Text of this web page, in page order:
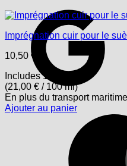
Imprégnation cuir pour le
10,50 €
Includes 19% USt.
(21,00 € / 100 ml)
En plus du transportmaritime
Ajouter au panier